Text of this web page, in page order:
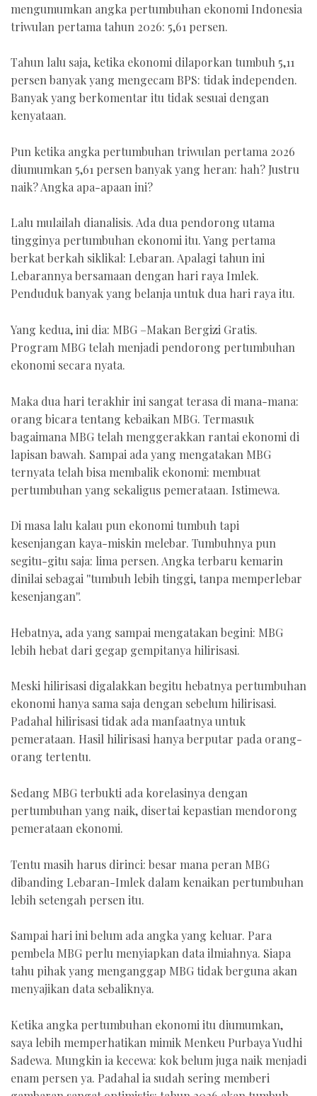
mengumumkan angka pertumbuhan ekonomi Indonesia
triwulan pertama tahun 2026: 5,61 persen.
Tahun lalu saja, ketika ekonomi dilaporkan tumbuh 5,11
persen banyak yang mengecam BPS: tidak independen.
Banyak yang berkomentar itu tidak sesuai dengan
kenyataan.
Pun ketika angka pertumbuhan triwulan pertama 2026
diumumkan 5,61 persen banyak yang heran: hah? Justru
naik? Angka apa-apaan ini?
Lalu mulailah dianalisis. Ada dua pendorong utama
tingginya pertumbuhan ekonomi itu. Yang pertama
berkat berkah siklikal: Lebaran. Apalagi tahun ini
Lebarannya bersamaan dengan hari raya Imlek.
Penduduk banyak yang belanja untuk dua hari raya itu.
Yang kedua, ini dia: MBG –Makan Bergizi Gratis.
Program MBG telah menjadi pendorong pertumbuhan
ekonomi secara nyata.
Maka dua hari terakhir ini sangat terasa di mana-mana:
orang bicara tentang kebaikan MBG. Termasuk
bagaimana MBG telah menggerakkan rantai ekonomi di
lapisan bawah. Sampai ada yang mengatakan MBG
ternyata telah bisa membalik ekonomi: membuat
pertumbuhan yang sekaligus pemerataan. Istimewa.
Di masa lalu kalau pun ekonomi tumbuh tapi
kesenjangan kaya-miskin melebar. Tumbuhnya pun
segitu-gitu saja: lima persen. Angka terbaru kemarin
dinilai sebagai ''tumbuh lebih tinggi, tanpa memperlebar
kesenjangan''.
Hebatnya, ada yang sampai mengatakan begini: MBG
lebih hebat dari gegap gempitanya hilirisasi.
Meski hilirisasi digalakkan begitu hebatnya pertumbuhan
ekonomi hanya sama saja dengan sebelum hilirisasi.
Padahal hilirisasi tidak ada manfaatnya untuk
pemerataan. Hasil hilirisasi hanya berputar pada orang-
orang tertentu.
Sedang MBG terbukti ada korelasinya dengan
pertumbuhan yang naik, disertai kepastian mendorong
pemerataan ekonomi.
Tentu masih harus dirinci: besar mana peran MBG
dibanding Lebaran-Imlek dalam kenaikan pertumbuhan
lebih setengah persen itu.
Sampai hari ini belum ada angka yang keluar. Para
pembela MBG perlu menyiapkan data ilmiahnya. Siapa
tahu pihak yang menganggap MBG tidak berguna akan
menyajikan data sebaliknya.
Ketika angka pertumbuhan ekonomi itu diumumkan,
saya lebih memperhatikan mimik Menkeu Purbaya Yudhi
Sadewa. Mungkin ia kecewa: kok belum juga naik menjadi
enam persen ya. Padahal ia sudah sering memberi